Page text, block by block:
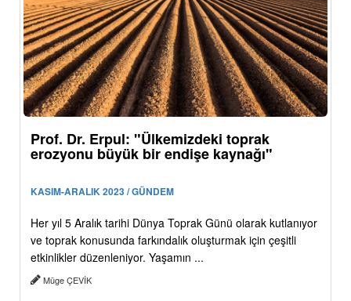
Prof. Dr. Erpul: "Ülkemizdeki toprak
erozyonu büyük bir endişe kaynağı"
KASIM-ARALIK 2023 / GÜNDEM
Her yıl 5 Aralık tarihi Dünya Toprak Günü olarak kutlanıyor
ve toprak konusunda farkındalık oluşturmak için çeşitli
etkinlikler düzenleniyor. Yaşamın ...
Müge ÇEVİK